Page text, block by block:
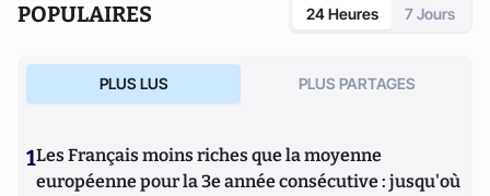
POPULAIRES 24 Heures 7 Jours
PLUS LUS PLUS PARTAGES
1Les Français moins riches que la moyenne
européenne pour la 3e année consécutive : jusqu'où